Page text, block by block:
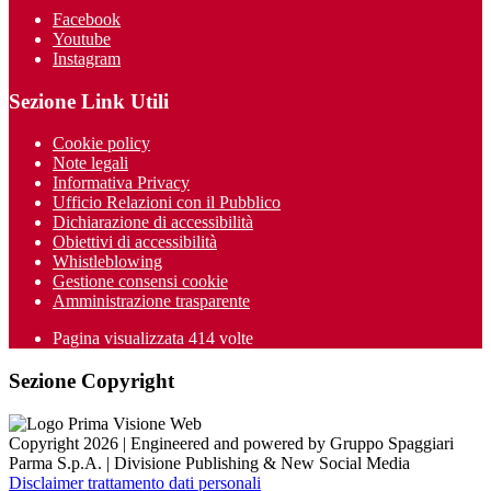
Facebook
Youtube
Instagram
Sezione Link Utili
Cookie policy
Note legali
Informativa Privacy
Ufficio Relazioni con il Pubblico
Dichiarazione di accessibilità
Obiettivi di accessibilità
Whistleblowing
Gestione consensi cookie
Amministrazione trasparente
Pagina visualizzata 414 volte
Sezione Copyright
Copyright 2026 | Engineered and powered by Gruppo Spaggiari
Parma S.p.A. | Divisione Publishing & New Social Media
Disclaimer trattamento dati personali